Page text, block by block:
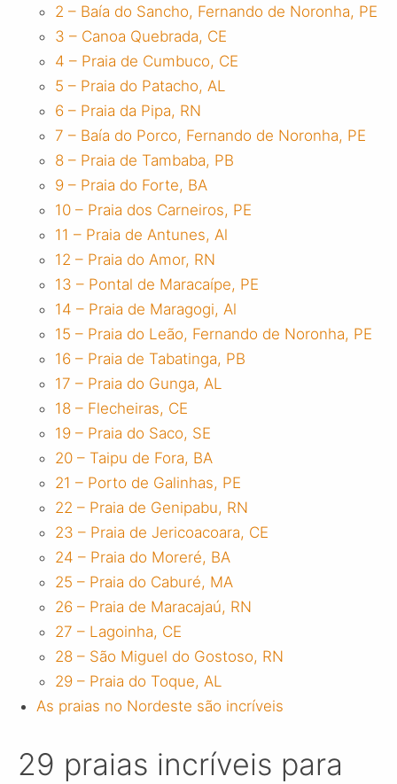
2 – Baía do Sancho, Fernando de Noronha, PE
3 – Canoa Quebrada, CE
4 – Praia de Cumbuco, CE
5 – Praia do Patacho, AL
6 – Praia da Pipa, RN
7 – Baía do Porco, Fernando de Noronha, PE
8 – Praia de Tambaba, PB
9 – Praia do Forte, BA
10 – Praia dos Carneiros, PE
11 – Praia de Antunes, Al
12 – Praia do Amor, RN
13 – Pontal de Maracaípe, PE
14 – Praia de Maragogi, Al
15 – Praia do Leão, Fernando de Noronha, PE
16 – Praia de Tabatinga, PB
17 – Praia do Gunga, AL
18 – Flecheiras, CE
19 – Praia do Saco, SE
20 – Taipu de Fora, BA
21 – Porto de Galinhas, PE
22 – Praia de Genipabu, RN
23 – Praia de Jericoacoara, CE
24 – Praia do Moreré, BA
25 – Praia do Caburé, MA
26 – Praia de Maracajaú, RN
27 – Lagoinha, CE
28 – São Miguel do Gostoso, RN
29 – Praia do Toque, AL
As praias no Nordeste são incríveis
29 praias incríveis para